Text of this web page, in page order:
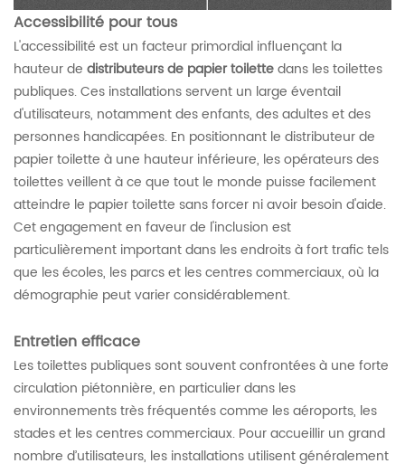
Accessibilité pour tous
L'accessibilité est un facteur primordial influençant la
hauteur de distributeurs de papier toilettedans les toilettes
publiques. Ces installations servent un large éventail
d'utilisateurs, notamment des enfants, des adultes et des
personnes handicapées. En positionnant le distributeur de
papier toilette à une hauteur inférieure, les opérateurs des
toilettes veillent à ce que tout le monde puisse facilement
atteindre le papier toilette sans forcer ni avoir besoin d'aide.
Cet engagement en faveur de l'inclusion est
particulièrement important dans les endroits à fort trafic tels
que les écoles, les parcs et les centres commerciaux, où la
démographie peut varier considérablement.
Entretien efficace
Les toilettes publiques sont souvent confrontées à une forte
circulation piétonnière, en particulier dans les
environnements très fréquentés comme les aéroports, les
stades et les centres commerciaux. Pour accueillir un grand
nombre d’utilisateurs, les installations utilisent généralement